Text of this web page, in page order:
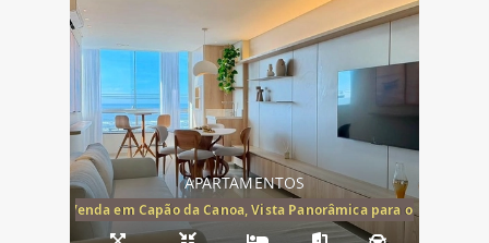
APARTAMENTOS
Mar à Venda em Capão da Canoa, Vista Panorâmica para o Mar, 2